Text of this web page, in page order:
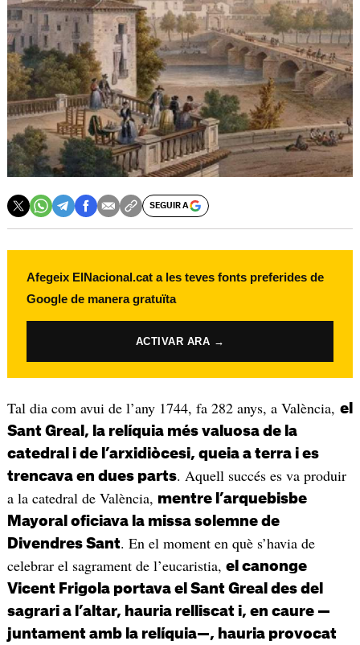
SEGUIR A
Afegeix ElNacional.cat a les teves fonts preferides de
Google de manera gratuïta
ACTIVAR ARA →
Tal dia com avui de l’any 1744, fa 282 anys, a València, el
Sant Greal, la relíquia més valuosa de la
catedral i de l’arxidiòcesi, queia a terra i es
trencava en dues parts. Aquell succés es va produir
a la catedral de València, mentre l’arquebisbe
Mayoral oficiava la missa solemne de
Divendres Sant. En el moment en què s’havia de
celebrar el sagrament de l’eucaristia, el canonge
Vicent Frigola portava el Sant Greal des del
sagrari a l’altar, hauria relliscat i, en caure —
juntament amb la relíquia—, hauria provocat